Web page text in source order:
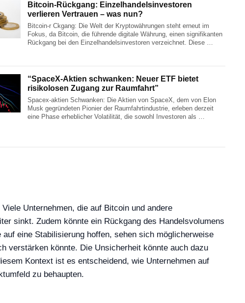
Bitcoin-Rückgang: Einzelhandelsinvestoren
verlieren Vertrauen – was nun?
Bitcoin-r Ckgang: Die Welt der Kryptowährungen steht erneut im
Fokus, da Bitcoin, die führende digitale Währung, einen signifikanten
Rückgang bei den Einzelhandelsinvestoren verzeichnet. Diese …
“SpaceX-Aktien schwanken: Neuer ETF bietet
risikolosen Zugang zur Raumfahrt”
Spacex-aktien Schwanken: Die Aktien von SpaceX, dem von Elon
Musk gegründeten Pionier der Raumfahrtindustrie, erleben derzeit
eine Phase erheblicher Volatilität, die sowohl Investoren als …
Unternehmen, die auf Bitcoin und andere
sinkt. Zudem könnte ein Rückgang des Handelsvolumens
eine Stabilisierung hoffen, sehen sich möglicherweise
verstärken könnte. Die Unsicherheit könnte auch dazu
Kontext ist es entscheidend, wie Unternehmen auf
zu behaupten.